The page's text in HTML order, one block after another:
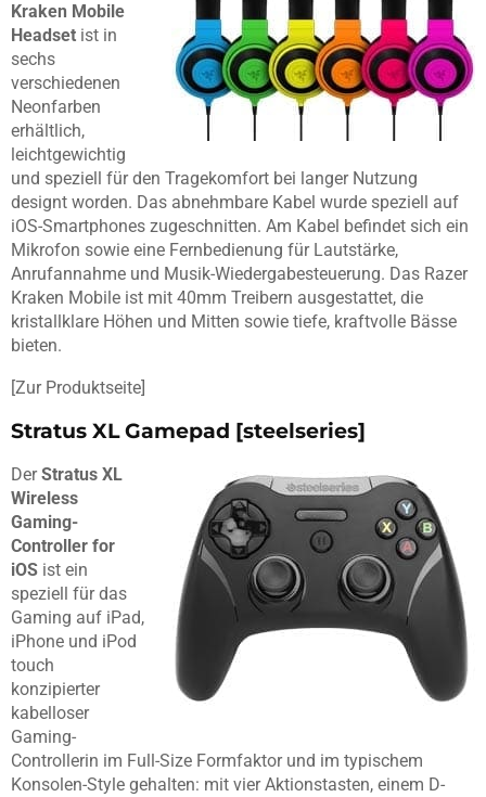
Kraken Mobile
Headset ist in
sechs
verschiedenen
Neonfarben
erhältlich,
leichtgewichtig
und speziell für den Tragekomfort bei langer Nutzung
designt worden. Das abnehmbare Kabel wurde speziell auf
iOS-Smartphones zugeschnitten. Am Kabel befindet sich ein
Mikrofon sowie eine Fernbedienung für Lautstärke,
Anrufannahme und Musik-Wiedergabesteuerung. Das Razer
Kraken Mobile ist mit 40mm Treibern ausgestattet, die
kristallklare Höhen und Mitten sowie tiefe, kraftvolle Bässe
bieten.
[Zur Produktseite]
Stratus XL Gamepad [steelseries]
DerStratus XL
Wireless
Gaming-
Controller for
iOS ist ein
speziell für das
Gaming auf iPad,
iPhone und iPod
touch
konzipierter
kabelloser
Gaming-
Controllerin im Full-Size Formfaktor und im typischem
Konsolen-Style gehalten: mit vier Aktionstasten, einem D-